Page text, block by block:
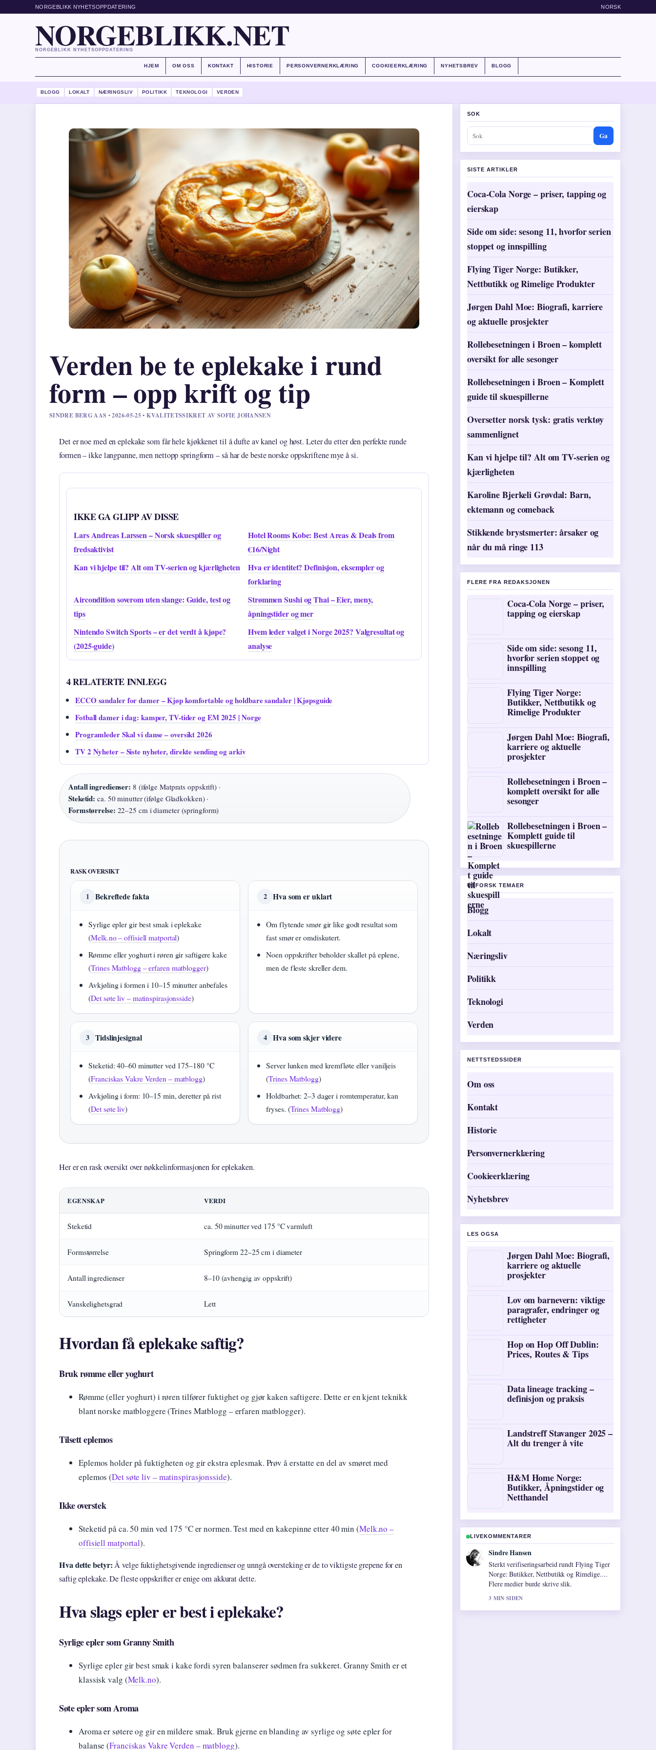
NORGEBLIKK NYHETSOPPDATERING NORSK
NORGEBLIKK.NET
NORGEBLIKK NYHETSOPPDATERING
HJEM OM OSS KONTAKT HISTORIE PERSONVERNERKLÆRING COOKIEERKLÆRING NYHETSBREV BLOGG
BLOGG LOKALT NÆRINGSLIV POLITIKK TEKNOLOGI VERDEN
Verden be te eplekake i rund
form – opp krift og tip
SINDRE BERG AAS • 2026-05-25 • KVALITETSSIKRET AV SOFIE JOHANSEN
Det er noe med en eplekake som får hele kjøkkenet til å dufte av kanel og høst. Leter du etter den perfekte runde
formen – ikke langpanne, men nettopp springform – så har de beste norske oppskriftene mye å si.
IKKE GA GLIPP AV DISSE
Lars Andreas Larssen – Norsk skuespiller og
fredsaktivist
Hotel Rooms Kobe: Best Areas & Deals from
€16/Night
Kan vi hjelpe til? Alt om TV-serien og kjærligheten
Hva er identitet? Definisjon, eksempler og
forklaring
Aircondition soverom uten slange: Guide, test og
tips
Strømmen Sushi og Thai – Eier, meny,
åpningstider og mer
Nintendo Switch Sports – er det verdt å kjøpe?
(2025-guide)
Hvem leder valget i Norge 2025? Valgresultat og
analyse
4 RELATERTE INNLEGG
ECCO sandaler for damer – Kjøp komfortable og holdbare sandaler | Kjøpsguide
Fotball damer i dag: kamper, TV-tider og EM 2025 | Norge
Programleder Skal vi danse – oversikt 2026
TV 2 Nyheter – Siste nyheter, direkte sending og arkiv
Antall ingredienser: 8 (ifølge Matprats oppskrift) ·
Steketid: ca. 50 minutter (ifølge Gladkokken) ·
Formstørrelse: 22–25 cm i diameter (springform)
RASK OVERSIKT
1 Bekreftede fakta
Syrlige epler gir best smak i eplekake
(Melk.no – offisiell matportal)
Rømme eller yoghurt i røren gir saftigere kake
(Trines Matblogg – erfaren matblogger)
Avkjøling i formen i 10–15 minutter anbefales
(Det søte liv – matinspirasjonsside)
2 Hva som er uklart
Om flytende smør gir like godt resultat som
fast smør er omdiskutert.
Noen oppskrifter beholder skallet på eplene,
men de fleste skreller dem.
3 Tidslinjesignal
Steketid: 40–60 minutter ved 175–180 °C
(Franciskas Vakre Verden – matblogg)
Avkjøling i form: 10–15 min, deretter på rist
(Det søte liv)
4 Hva som skjer videre
Server lunken med kremfløte eller vaniljeis
(Trines Matblogg)
Holdbarhet: 2–3 dager i romtemperatur, kan
fryses. (Trines Matblogg)
Her er en rask oversikt over nøkkelinformasjonen for eplekaken.
EGENSKAP VERDI
Steketid ca. 50 minutter ved 175 °C varmluft
Formstørrelse Springform 22–25 cm i diameter
Antall ingredienser 8–10 (avhengig av oppskrift)
Vanskelighetsgrad Lett
Hvordan få eplekake saftig?
Bruk rømme eller yoghurt
Rømme (eller yoghurt) i røren tilfører fuktighet og gjør kaken saftigere. Dette er en kjent teknikk
blant norske matbloggere (Trines Matblogg – erfaren matblogger).
Tilsett eplemos
Eplemos holder på fuktigheten og gir ekstra eplesmak. Prøv å erstatte en del av smøret med
eplemos (Det søte liv – matinspirasjonsside).
Ikke overstek
Steketid på ca. 50 min ved 175 °C er normen. Test med en kakepinne etter 40 min (Melk.no –
offisiell matportal).
Hva dette betyr:Å velge fuktighetsgivende ingredienser og unngå oversteking er de to viktigste grepene for en
saftig eplekake. De fleste oppskrifter er enige om akkurat dette.
Hva slags epler er best i eplekake?
Syrlige epler som Granny Smith
Syrlige epler gir best smak i kake fordi syren balanserer sødmen fra sukkeret. Granny Smith er et
klassisk valg (Melk.no).
Søte epler som Aroma
Aroma er søtere og gir en mildere smak. Bruk gjerne en blanding av syrlige og søte epler for
balanse (Franciskas Vakre Verden – matblogg).
SOK
Ga
SISTE ARTIKLER
Coca-Cola Norge – priser, tapping og
eierskap
Side om side: sesong 11, hvorfor serien
stoppet og innspilling
Flying Tiger Norge: Butikker,
Nettbutikk og Rimelige Produkter
Jørgen Dahl Moe: Biografi, karriere
og aktuelle prosjekter
Rollebesetningen i Broen – komplett
oversikt for alle sesonger
Rollebesetningen i Broen – Komplett
guide til skuespillerne
Oversetter norsk tysk: gratis verktøy
sammenlignet
Kan vi hjelpe til? Alt om TV-serien og
kjærligheten
Karoline Bjerkeli Grøvdal: Barn,
ektemann og comeback
Stikkende brystsmerter: årsaker og
når du må ringe 113
FLERE FRA REDAKSJONEN
Coca-Cola Norge – priser,
tapping og eierskap
Side om side: sesong 11,
hvorfor serien stoppet og
innspilling
Flying Tiger Norge:
Butikker, Nettbutikk og
Rimelige Produkter
Jørgen Dahl Moe: Biografi,
karriere og aktuelle
prosjekter
Rollebesetningen i Broen –
komplett oversikt for alle
sesonger
Rollebesetningen i Broen –
Komplett guide til
skuespillerne
UTFORSK TEMAER
Blogg
Lokalt
Næringsliv
Politikk
Teknologi
Verden
NETTSTEDSSIDER
Om oss
Kontakt
Historie
Personvernerklæring
Cookieerklæring
Nyhetsbrev
LES OGSA
Jørgen Dahl Moe: Biografi,
karriere og aktuelle
prosjekter
Lov om barnevern: viktige
paragrafer, endringer og
rettigheter
Hop on Hop Off Dublin:
Prices, Routes & Tips
Data lineage tracking –
definisjon og praksis
Landstreff Stavanger 2025 –
Alt du trenger å vite
H&M Home Norge:
Butikker, Åpningstider og
Netthandel
LIVEKOMMENTARER
Mia Eide
God gjennomgang av Coca-Cola Norge –
priser, tapping og eierskap. Dette er den
klarest oppsummeringen i dag.
5 MIN SIDEN